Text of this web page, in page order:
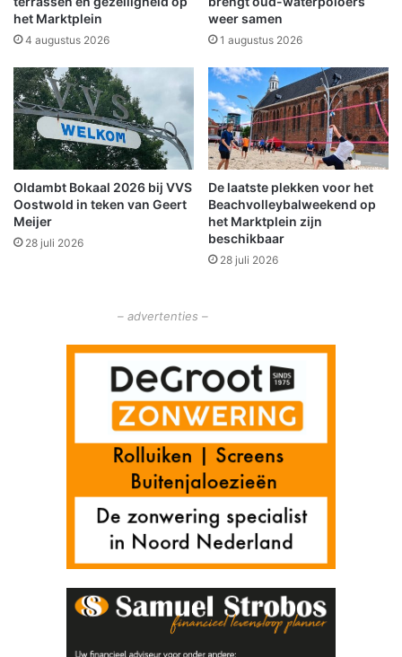
e
w
i
i
n
u
n
p
t
w
e
e
d
e
p
a
a
het Marktplein
4 augustus 2026
weer samen
1 augustus 2026
Oldambt Bokaal 2026 bij VVS
Oostwold in teken van Geert
Meijer
28 juli 2026
De laatste plekken voor het
Beachvolleybalweekend op
het Marktplein zijn
beschikbaar
28 juli 2026
– advertenties –